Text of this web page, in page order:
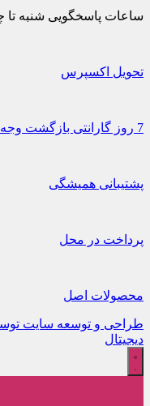
ساعات پاسخگویی شنبه تا
تحویل اکسپرس
7 روز گارانتی بازگشت وجه
پشتیبانی همیشگی
پرداخت در محل
محصولات اصل
طراحی و توسعه سایت
دیجیتال